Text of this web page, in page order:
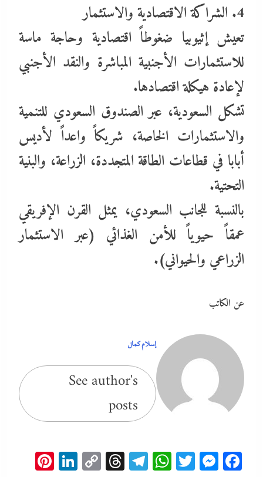
4. الشراكة الاقتصادية والاستثمار
تعيش إثيوبيا ضغوطاً اقتصادية وحاجة ماسة
للاستثمارات الأجنبية المباشرة والنقد الأجنبي
لإعادة هيكلة اقتصادها.
تشكل السعودية، عبر الصندوق السعودي للتنمية
والاستثمارات الخاصة، شريكاً واعداً لأديس
أبابا في قطاعات الطاقة المتجددة، الزراعة، والبنية
التحتية.
بالنسبة للجانب السعودي، يمثل القرن الإفريقي
عمقاً حيوياً للأمن الغذائي (عبر الاستثمار
الزراعي والحيواني).
عن الكاتب
إسلام كمال
See author's
posts
Facebook
Messenger
Twitter
WhatsApp
Telegram
Threads
Copy